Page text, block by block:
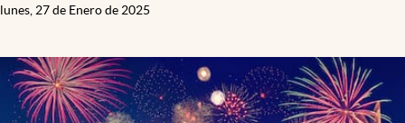
lunes, 27 de Enero de 2025